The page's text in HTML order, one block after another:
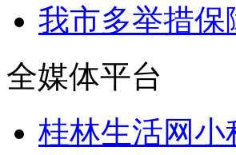
我市多举措
全媒体平台
桂林生活网小